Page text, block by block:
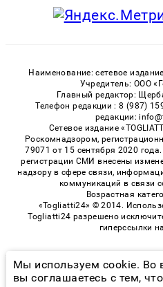
Наименование: сетевое
Учредитель: ООО
Главный редактор:
Телефон редакции : 8 (987)
редакции:
Сетевое издание
Роскомнадзором,
79071 от 15 сентября 2020
регистрации СМИ внесены
надзору в сфере связи,
коммуникаций в связи
Возрастная
«Togliatti24» © 2014.
Togliatti24 разрешено
гиперссылки
© 2026 «Togliatti24» |
Мы используем cookie. Во
вы соглашаетесь с тем,